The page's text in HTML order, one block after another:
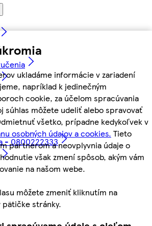
ukladáme informácie v zariadení
napríklad k jedinečným
cookie, za účelom spracúvania
súhlas môžete udeliť alebo spravovať
všetko, prípadne kedykoľvek v
osobných údajov a cookies. Tieto
partnerom a neovplyvnia údaje o
však zmení spôsob, akým vám
na našom webe.
môžete zmeniť kliknutím na
pätičke stránky.
- 0800222333